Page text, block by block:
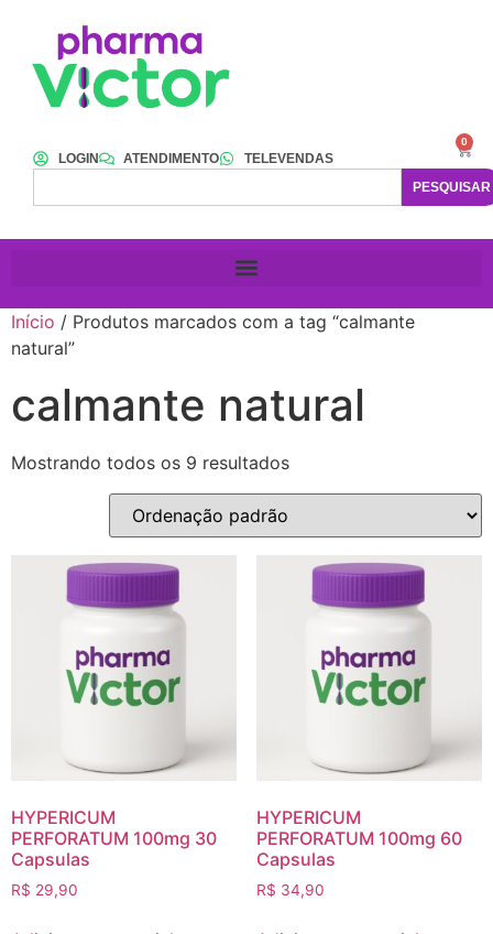
LOGIN ATENDIMENTO
TELEVENDAS
PESQUISAR
0
Início / Produtos marcados com a tag “calmante
natural”
calmante natural
Mostrando todos os 9 resultados
HYPERICUM
PERFORATUM 100mg 30
Capsulas
R$ 29,90
HYPERICUM
PERFORATUM 100mg 60
Capsulas
R$ 34,90